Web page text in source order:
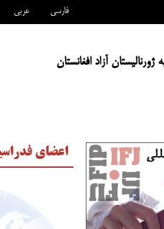
عربی فارسی
ژورنالیستان آزاد افغانستان
اعضای